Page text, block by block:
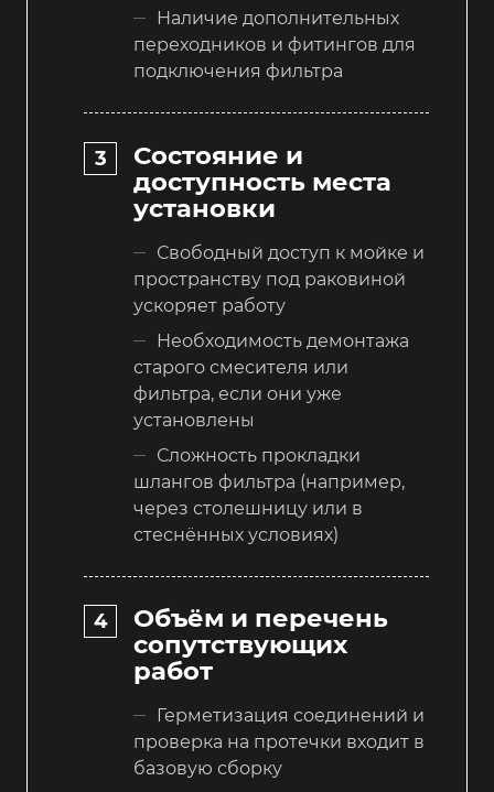
Наличие дополнительных
переходников и фитингов для
подключения фильтра
Состояние и
доступность места
установки
Свободный доступ к мойке и
пространству под раковиной
ускоряет работу
Необходимость демонтажа
старого смесителя или
фильтра, если они уже
установлены
Сложность прокладки
шлангов фильтра (например,
через столешницу или в
стеснённых условиях)
Объём и перечень
сопутствующих
работ
Герметизация соединений и
проверка на протечки входит в
базовую сборку